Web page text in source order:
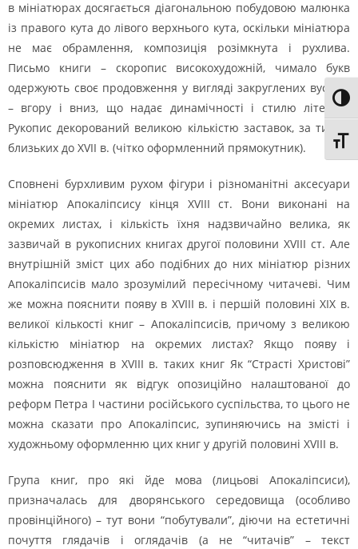
в мініатюрах досягається діагональною побудовою малюнка
із правого кута до лівого верхнього кута, оскільки мініатюра
не має обрамлення, композиція розімкнута і рухлива.
Письмо книги – скоропис високохудожній, чимало букв
одержують своє продовження у вигляді закруглених вусиків
– вгору і вниз, що надає динамічності і стилю літерам.
Рукопис декорований великою кількістю заставок, за типом
близьких до XVII в. (чітко оформленний прямокутник).
Сповнені бурхливим рухом фігури і різноманітні аксесуари
мініатюр Апокаліпсису кінця XVIII ст. Вони виконані на
окремих листах, і кількість їхня надзвичайно велика, як
зазвичай в рукописних книгах другої половини XVIII ст. Але
внутрішній зміст цих або подібних до них мініатюр різних
Апокаліпсисів мало зрозумілий пересічному читачеві. Чим
же можна пояснити появу в XVIII в. і першій половині XIX в.
великої кількості книг – Апокаліпсисів, причому з великою
кількістю мініатюр на окремих листах? Якщо появу і
розповсюдження в XVIII в. таких книг Як “Страсті Христові”
можна пояснити як відгук опозиційно налаштованої до
реформ Петра I частини російського суспільства, то цього не
можна сказати про Апокаліпсис, зупиняючись на змісті і
художньому оформленню цих книг у другій половині XVIII в.
Група книг, про які йде мова (лицьові Апокаліпсиси),
призначалась для дворянського середовища (особливо
провінційного) – тут вони “побутували”, діючи на естетичні
почуття глядачів і оглядачів (а не “читачів” – текст